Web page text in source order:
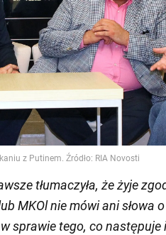
tłumaczyła, że żyje
MKOl nie mówi ani słowa
sprawie tego, co następuje